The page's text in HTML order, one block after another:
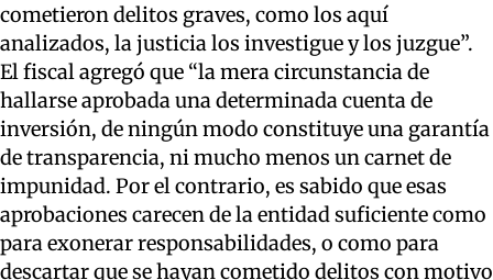
cometieron delitos graves, como los aquí
analizados, la justicia los investigue y los juzgue”.
El fiscal agregó que “lamera circunstancia de
hallarse aprobada una determinada cuenta de
inversión, de ningún modo constituye una garantía
de transparencia, ni mucho menos un carnet de
impunidad. Por el contrario, es sabido que esas
aprobaciones carecen de la entidad suficiente como
para exonerar responsabilidades, o como para
descartar que se hayan cometido delitos con motivo